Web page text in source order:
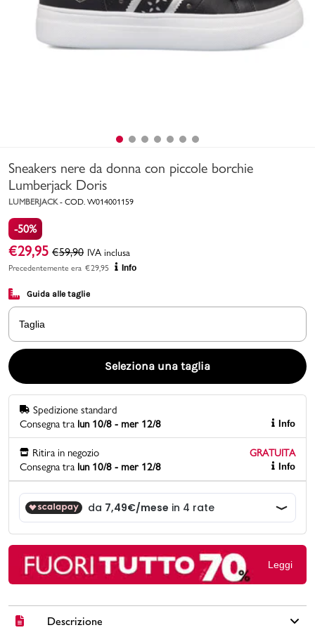
Uomo Bambino
Marchi
Promo & News
contatti
Gift card
Sneakers nere da donna con piccole borchie
Lumberjack Doris
LUMBERJACK - COD. W014001159
-50%
€29,95 €59,90 IVA inclusa
Precedentemente era €29,95 Info
Guida alle taglie
Taglia
Seleziona una taglia
Spedizione standard
Consegna tra lun 10/8 - mer 12/8 Info
Ritira in negozio
GRATUITA
Consegna tra lun 10/8 - mer 12/8 Info
Leggi
Descrizione